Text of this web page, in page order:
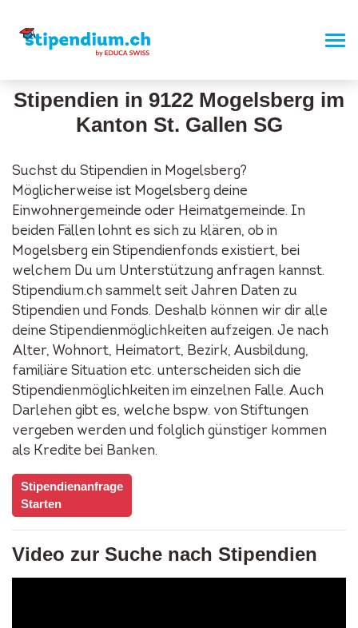
Stipendien in 9122 Mogelsberg im
Kanton St. Gallen SG
Suchst du Stipendien in Mogelsberg?
Möglicherweise ist Mogelsberg deine
Einwohnergemeinde oder Heimatgemeinde. In
beiden Fällen lohnt es sich zu klären, ob in
Mogelsberg ein Stipendienfonds existiert, bei
welchem Du um Unterstützung anfragen kannst.
Stipendium.ch sammelt seit Jahren Daten zu
Stipendien und Fonds. Deshalb können wir dir alle
deine Stipendienmöglichkeiten aufzeigen. Je nach
Alter, Wohnort, Heimatort, Bezirk, Ausbildung,
familiäre Situation etc. unterscheiden sich die
Stipendienmöglichkeiten im einzelnen Falle. Auch
Darlehen gibt es, welche bspw. von Stiftungen
vergeben werden und folglich günstiger kommen
als Kredite bei Banken.
Stipendienanfrage
Starten
Video zur Suche nach Stipendien